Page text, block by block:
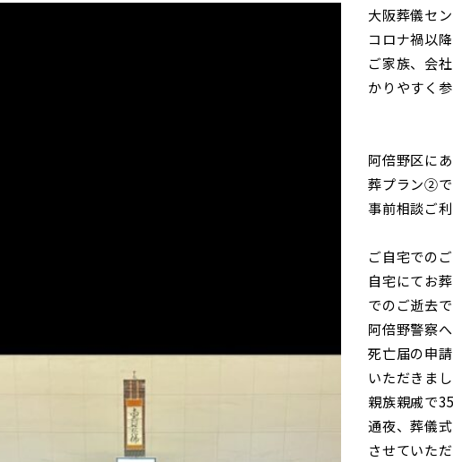
大阪葬儀セン
コロナ禍以
ご家族、会
かりやすく
阿倍野区に
葬プラン②で
事前相談ご
ご自宅での
自宅にてお
でのご逝去
阿倍野警察
死亡届の申
いただきまし
親族親戚で
通夜、葬儀
させていた